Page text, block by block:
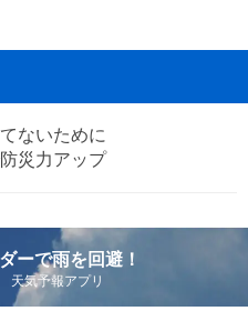
ないために
災力アップ
ーで雨を回避！
気予報アプリ